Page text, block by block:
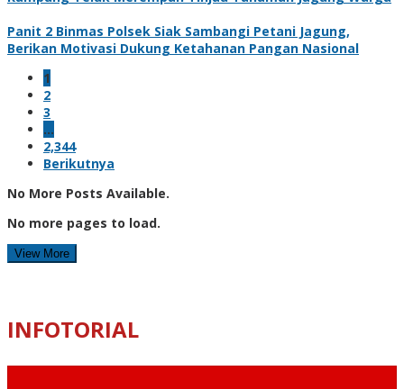
Panit 2 Binmas Polsek Siak Sambangi Petani Jagung,
Berikan Motivasi Dukung Ketahanan Pangan Nasional
1
2
3
…
2,344
Berikutnya
No More Posts Available.
No more pages to load.
View More
INFOTORIAL